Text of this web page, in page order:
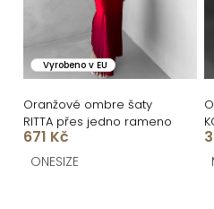
k
t
ů
o
d
u
k
Vyrobeno v EU
Oranžové ombre šaty
RITTA přes jedno rameno
671 Kč
ONESIZE